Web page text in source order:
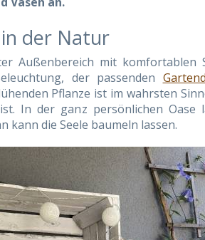
der Natur
Außenbereich mit komfortablen
der passenden
Pflanze ist im wahrsten
In der ganz persönlichen Oase
kann die Seele baumeln lassen.